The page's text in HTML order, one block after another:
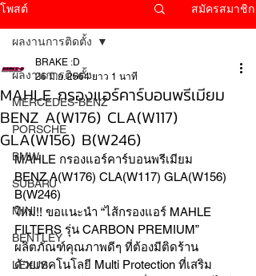
โพสต์ สมัครสมาชิก
ผลงานการติดตั้ง
MERCEDES-BENZ
PORSCHE
BMW
SUBARU
MINI
BENTLEY
LEXUS
ผลงานการติดตั้ง
MAHLE กรองแอร์คาร์บอนพรีเมียม
BENZ A(W176) CLA(W117)
GLA(W156) B(W246)
BRAKE :D
26 มิ.ย. 2564 ยาว 1 นาที
MAHLE กรองแอร์คาร์บอนพรีเมียม
BENZ A(W176) CLA(W117) GLA(W156)
B(W246)
ใหม่!! ขอแนะนำ “ไส้กรองแอร์ MAHLE
FILTERS รุ่น CARBON PREMIUM”
ผลิตภัณฑ์คุณภาพดีๆ ที่ต้องมีติดร้าน
ด้วยเทคโนโลยี Multi Protection ที่เสริม